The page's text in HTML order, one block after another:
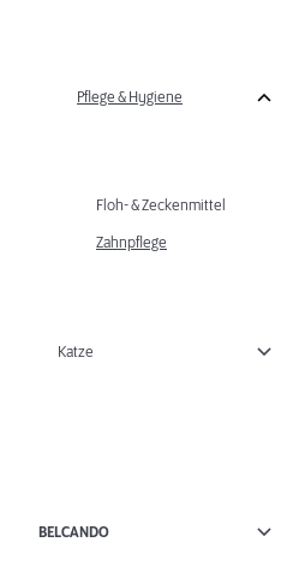
Pflege & Hygiene
Floh- & Zeckenmittel
Zahnpflege
Katze
BELCANDO